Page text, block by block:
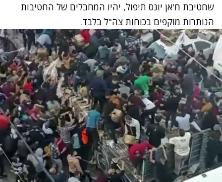
שחטיבת ח'אן יונס תיפול, יהיו המחבלים של החטיבות
הנותרות מוקפים בכוחות צה"ל בלבד.